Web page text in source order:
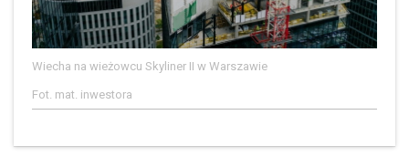
Wiecha na wieżowcu Skyliner II w Warszawie
Fot. mat. inwestora